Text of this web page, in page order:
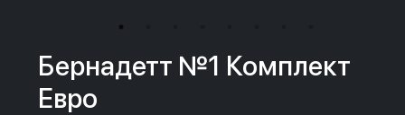
Бернадетт №1 Комплект
Евро